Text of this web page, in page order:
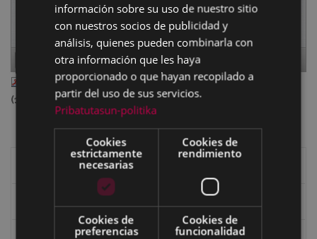
Page 1 of24
LIV EXFIBAR 2023 kat.pdf— PDF document, 1.15 MB
(1208013 bytes)
Libros de Eibar
información sobre su uso de nuestro sitio
con nuestros socios de publicidad y
análisis, quienes pueden combinarla con
otra información que les haya
proporcionado o que hayan recopilado a
partir del uso de sus servicios.
Pribatutasun-politika
Cookies
estrictamente
necesarias
Cookies de
rendimiento
Cookies de
preferencias
Cookies de
funcionalidad